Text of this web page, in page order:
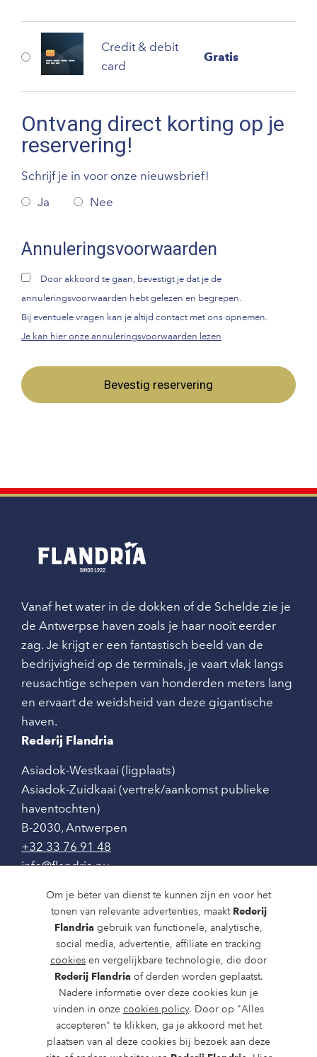
Om je beter van dienst te kunnen zijn en voor het
tonen van relevante advertenties, maakt Rederij
Flandria gebruik van functionele, analytische,
social media, advertentie, affiliate en tracking
cookies en vergelijkbare technologie, die door
Rederij Flandria of derden worden geplaatst.
Nadere informatie over deze cookies kun je
vinden in onze cookies policy. Door op "Alles
accepteren" te klikken, ga je akkoord met het
plaatsen van al deze cookies bij bezoek aan deze
Credit & debit
card
Gratis
Ontvang direct korting op je
reservering!
Schrijf je in voor onze nieuwsbrief!
Ja
Nee
Annuleringsvoorwaarden
Door akkoord te gaan, bevestigt je dat je de
annuleringsvoorwaarden hebt gelezen en begrepen.
Bij eventuele vragen kan je altijd contact met ons opnemen.
Je kan hier onze annuleringsvoorwaarden lezen
Bevestig reservering
Vanaf het water in de dokken of de Schelde zie je
de Antwerpse haven zoals je haar nooit eerder
zag. Je krijgt er een fantastisch beeld van de
bedrijvigheid op de terminals, je vaart vlak langs
reusachtige schepen van honderden meters lang
en ervaart de weidsheid van deze gigantische
haven.
Rederij Flandria
Asiadok-Westkaai (ligplaats)
Asiadok-Zuidkaai (vertrek/aankomst publieke
haventochten)
B-2030, Antwerpen
+32 33 76 91 48
info@flandria.nu
Contact
Vaaragenda
Rondvaarten en dagtochten
Nieuws
Over ons
Route en bereikbaarheid